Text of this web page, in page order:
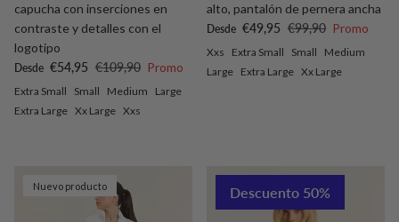
capucha con inserciones en
contraste y detalles con el
logotipo
Precio de venta
Desde €54,95 Precio normal
€109,90 Promo
Extra Small Small Medium
Large
Extra Large Xx Large Xxs
alto, pantalón de pernera ancha
Precio de venta
Desde €49,95 Precio normal
€99,90 Promo
Xxs Extra Small Small
Medium
Large Extra Large Xx Large
Nuevo producto Descuento 50%